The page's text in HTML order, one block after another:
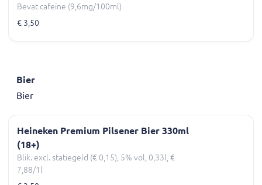
Bevat cafeïne (9,6mg/100ml)
€ 3,50
Bier
Bier
Heineken Premium Pilsener Bier 330ml
(18+)
Blik. excl. statiegeld (€ 0,15), 5% vol, 0,33l, €
7,88/1l